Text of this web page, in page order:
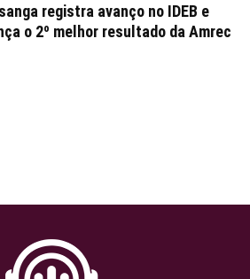
registra avanço no IDEB e
o 2º melhor resultado da Amrec